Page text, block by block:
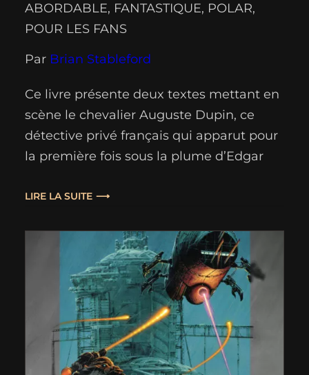
ABORDABLE, FANTASTIQUE, POLAR
POUR LES FANS
Par Brian Stableford
Ce livre présente deux textes mettant en
scène le chevalier Auguste Dupin, ce
détective privé français qui apparut pour
la première fois sous la plume d’Edgar
Assassinat dans la rue Morgue”. La
Zann”, a été publié en anglais par Brian
Stableford une année après…
LIRE LA SUITE